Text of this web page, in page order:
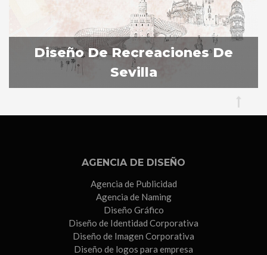
+34 677 802 482
info@agenciayablochkov.com
Romero 22, 41219 Las Pajanosas.
Sevilla
Diseño De Recreaciones De
Sevilla
AGENCIA DE DISEÑO
Agencia de Publicidad
Agencia de Naming
Diseño Gráfico
Diseño de Identidad Corporativa
Diseño de Imagen Corporativa
Diseño de logos para empresa